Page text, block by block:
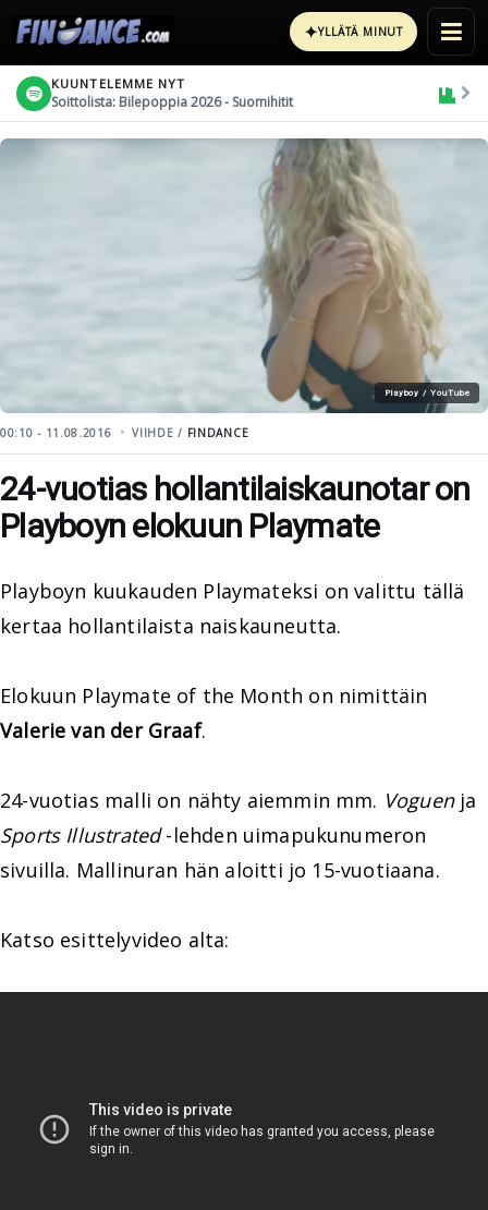
✦YLLÄTÄ MINUT
KUUNTELEMME NYT
Soittolista: Bilepoppia 2026 - Suomihitit
Playboy / YouTube
00:10 - 11.08.2016 VIIHDE / FINDANCE
24-vuotias hollantilaiskaunotar on
Playboyn elokuun Playmate
Playboyn kuukauden Playmateksi on valittu tällä
kertaa hollantilaista naiskauneutta.
Elokuun Playmate of the Month on nimittäin
Valerie van der Graaf.
24-vuotias malli on nähty aiemmin mm. Voguenja
Sports Illustrated-lehden uimapukunumeron
sivuilla. Mallinuran hän aloitti jo 15-vuotiaana.
Katso esittelyvideo alta: